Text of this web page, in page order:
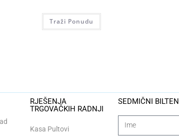
Traži Ponudu
RJEŠENJA
TRGOVAČKIH RADNJI
Kasa Pultovi
SEDMIČNI BILTEN